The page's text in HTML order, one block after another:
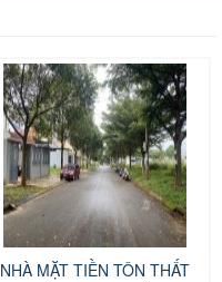
NHÀ MẶT TIỀN TÔN THẤT